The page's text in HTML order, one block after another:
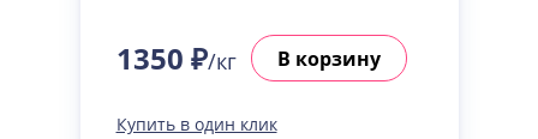
1350 ₽/кг В корзину
Купить в один клик